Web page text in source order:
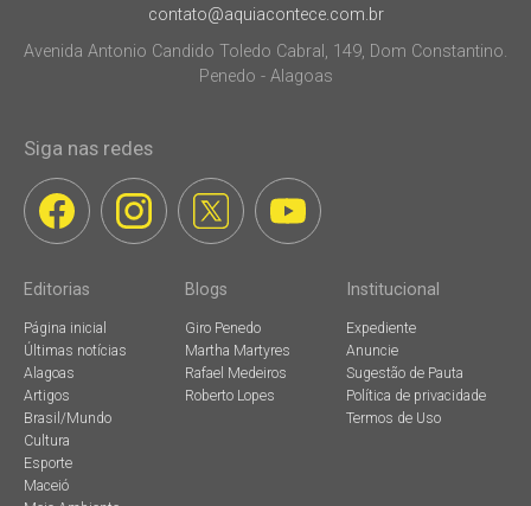
contato@aquiacontece.com.br
Avenida Antonio Candido Toledo Cabral, 149, Dom Constantino.
Penedo - Alagoas
Siga nas redes
Editorias
Página inicial
Últimas notícias
Alagoas
Artigos
Brasil/Mundo
Cultura
Esporte
Maceió
Blogs
Giro Penedo
Martha Martyres
Rafael Medeiros
Roberto Lopes
Institucional
Expediente
Anuncie
Sugestão de Pauta
Política de privacidade
Termos de Uso